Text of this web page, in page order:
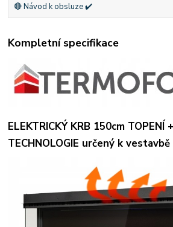
🔴 Návod k obsluze ✔️
Kompletní specifikace
ELEKTRICKÝ KRB 150cm TOPENÍ
TECHNOLOGIE určený k vestavbě